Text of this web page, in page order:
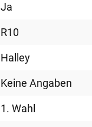
Ja
R10
Halley
Keine Angaben
1. Wahl